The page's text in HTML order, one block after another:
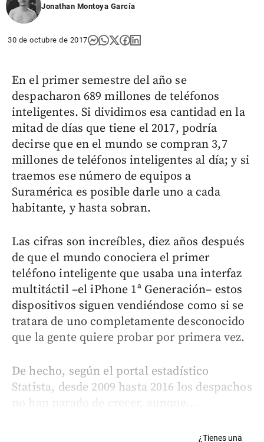
Jonathan Montoya García
30 de octubre de 2017
En el primer semestre del año se
despacharon 689 millones de teléfonos
inteligentes. Si dividimos esa cantidad en la
mitad de días que tiene el 2017, podría
decirse que en el mundo se compran 3,7
millones de teléfonos inteligentes al día; y si
traemos ese número de equipos a
Suramérica es posible darle uno a cada
habitante, y hasta sobran.
Las cifras son increíbles, diez años después
de que el mundo conociera el primer
teléfono inteligente que usaba una interfaz
multitáctil –el iPhone 1ª Generación– estos
dispositivos siguen vendiéndose como si se
tratara de uno completamente desconocido
que la gente quiere probar por primera vez.
De hecho, según el portal estadístico
Statista, desde 2009 hasta 2016 los despachos
no han parado de crecer, aunque...
¿Tienes una